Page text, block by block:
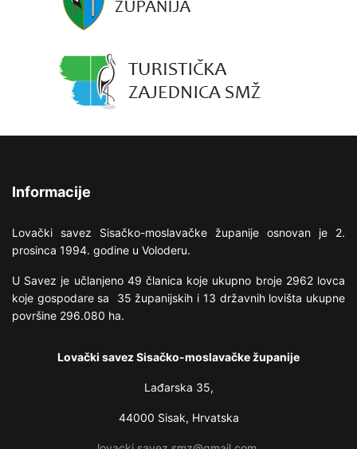
Informacije
Lovački savez Sisačko-moslavačke županije osnovan je 2.
prosinca 1994. godine u Voloderu.
U Savez je učlanjeno 49 članica koje ukupno broje 2962 lovca
koje gospodare sa 35 županijskih i 13 državnih lovišta ukupne
površine 296.080 ha.
Lovački savez Sisačko-moslavačke županije
Lađarska 35,
44000 Sisak, Hrvatska